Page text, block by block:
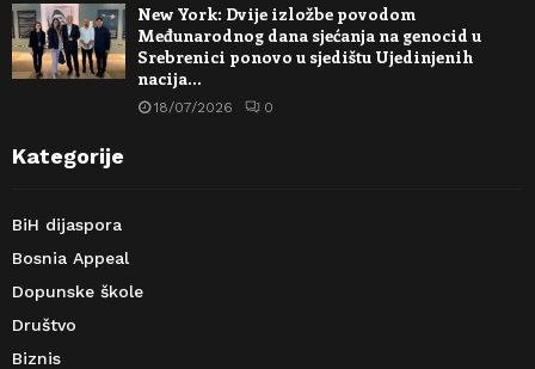
New York: Dvije izložbe povodom
Međunarodnog dana sjećanja na genocid u
Srebrenici ponovo u sjedištu Ujedinjenih
nacija…
18/07/2026 0
Kategorije
BiH dijaspora
Bosnia Appeal
Dopunske škole
Društvo
Biznis